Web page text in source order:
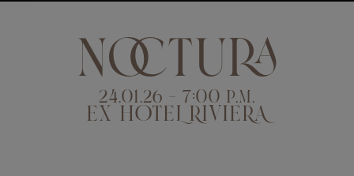
noctura
24.01.26 - 7:00 P.M.
EX HOTEL RIVIERA